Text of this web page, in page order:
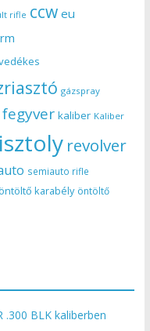
rifle ccw eu
gázspray
kaliber Kaliber
revolver
semiauto rifle
öntöltő karabély öntöltő
.300 BLK kaliberben